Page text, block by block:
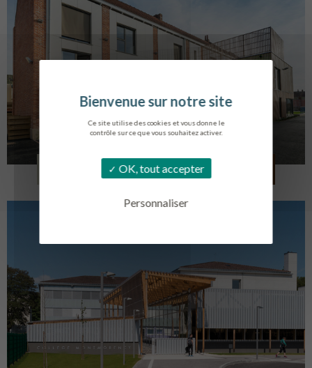
Ce site utilise des cookies et vous donne le
contrôle sur ce que vous souhaitez activer.
OK, tout accepter
Personnaliser
LOG. JEUNES TRAVAILLEURS